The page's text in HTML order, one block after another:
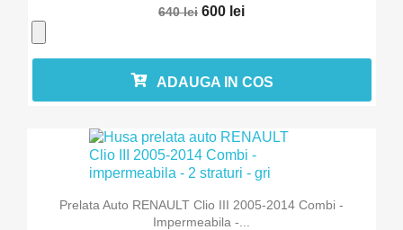
640 lei 600 lei
ADAUGA IN COS
Prelata Auto RENAULT Clio III 2005-2014 Combi -
Impermeabila -...